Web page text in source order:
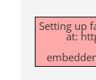
Setting up
at: